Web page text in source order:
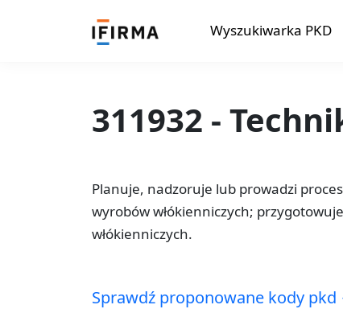
Wyszukiwarka PKD
311932 -
Planuje, nadzoruje lub prowadzi
wyrobów włókienniczych;
włókienniczych.
Sprawdź proponowane kody